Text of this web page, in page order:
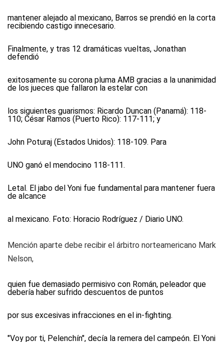
mantener alejado al mexicano, Barros se prendió en la corta
recibiendo castigo innecesario.
Finalmente, y tras 12 dramáticas vueltas, Jonathan
defendió
exitosamente su corona pluma AMB gracias a la unanimidad
de los jueces que fallaron la estelar con
los siguientes guarismos: Ricardo Duncan (Panamá): 118-
110; César Ramos (Puerto Rico): 117-111; y
John Poturaj (Estados Unidos): 118-109. Para
UNO ganó el mendocino 118-111.
Letal. El jabo del Yoni fue fundamental para mantener fuera
de alcance
al mexicano. Foto: Horacio Rodríguez / Diario UNO.
Mención aparte debe recibir el árbitro norteamericano Mark
Nelson,
quien fue demasiado permisivo con Román, peleador que
debería haber sufrido descuentos de puntos
por sus excesivas infracciones en el in-fighting.
"Voy por ti, Pelenchín", decía la remera del campeón. El Yoni